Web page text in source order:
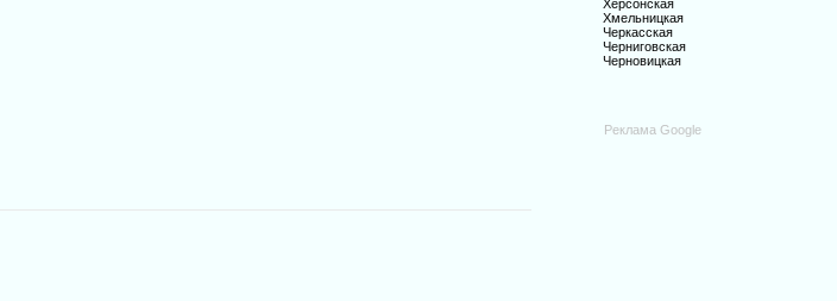
Херсонская
Хмельницкая
Черкасская
Черниговская
Черновицкая
Реклама Google